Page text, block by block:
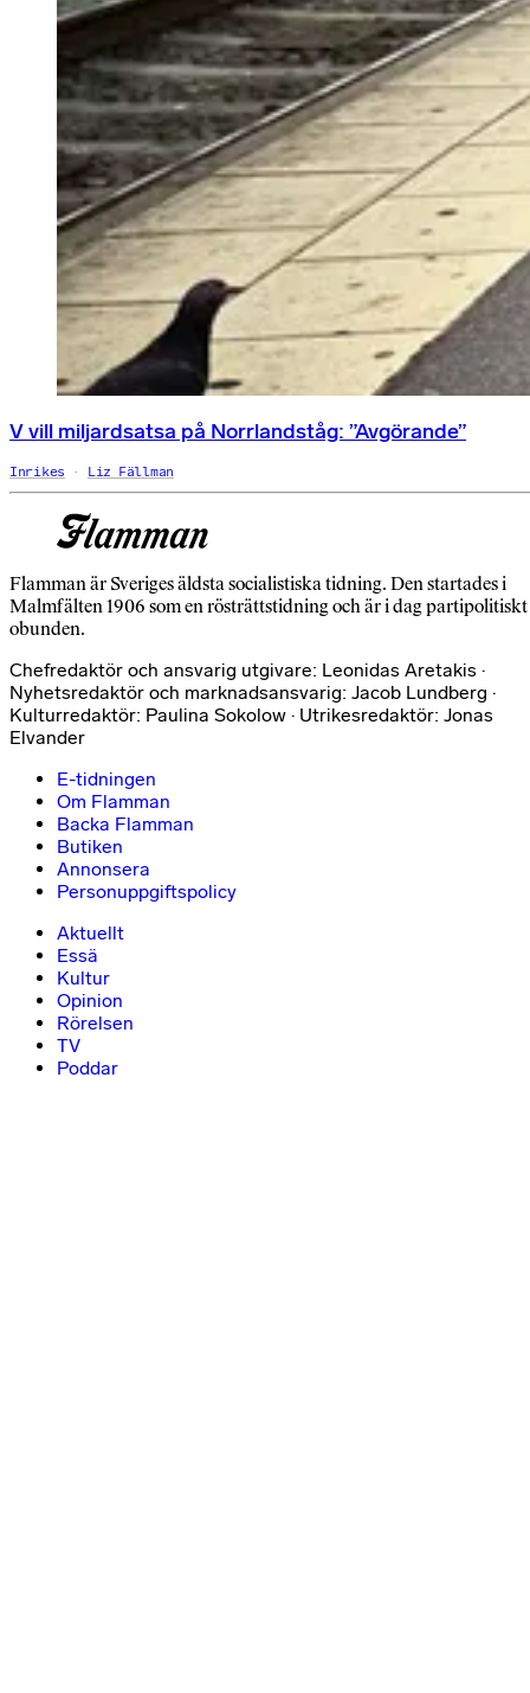
V vill miljardsatsa på Norrlandståg: ”Avgörande”
Inrikes Liz Fällman
Flamman är Sveriges äldsta socialistiska tidning. Den startades i
Malmfälten 1906 som en rösträttstidning och är i dag partipolitiskt
obunden.
Chefredaktör och ansvarig utgivare: Leonidas Aretakis ·
Nyhetsredaktör och marknadsansvarig: Jacob Lundberg ·
Kulturredaktör: Paulina Sokolow · Utrikesredaktör: Jonas
Elvander
E-tidningen
Om Flamman
Backa Flamman
Butiken
Annonsera
Personuppgiftspolicy
Aktuellt
Essä
Kultur
Opinion
Rörelsen
TV
Poddar